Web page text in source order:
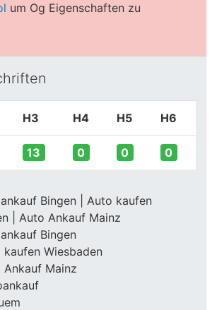
um Og Eigenschaften zu
H3 H4 H5 H6
13 0 0 0
Bingen | Auto kaufen
| Auto Ankauf Mainz
Bingen
kaufen Wiesbaden
Ankauf Mainz